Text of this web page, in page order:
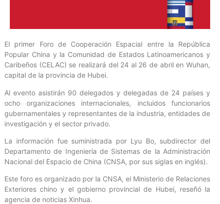
El primer Foro de Cooperación Espacial entre la República
Popular China y la Comunidad de Estados Latinoamericanos y
Caribeños (CELAC) se realizará del 24 al 26 de abril en Wuhan,
capital de la provincia de Hubei.
Al evento asistirán 90 delegados y delegadas de 24 países y
ocho organizaciones internacionales, incluidos funcionarios
gubernamentales y representantes de la industria, entidades de
investigación y el sector privado.
La información fue suministrada por Lyu Bo, subdirector del
Departamento de Ingeniería de Sistemas de la Administración
Nacional del Espacio de China (CNSA, por sus siglas en inglés).
Este foro es organizado por la CNSA, el Ministerio de Relaciones
Exteriores chino y el gobierno provincial de Hubei, reseñó la
agencia de noticias Xinhua.